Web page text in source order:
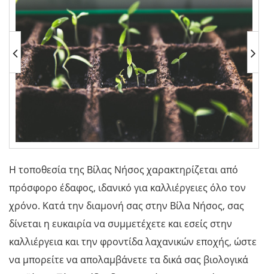
Η τοποθεσία της Βίλας Νήσος χαρακτηρίζεται από
πρόσφορο έδαφος, ιδανικό για καλλιέργειες όλο τον
χρόνο. Κατά την διαμονή σας στην Βίλα Νήσος, σας
δίνεται η ευκαιρία να συμμετέχετε και εσείς στην
καλλιέργεια και την φροντίδα λαχανικών εποχής, ώστε
να μπορείτε να απολαμβάνετε τα δικά σας βιολογικά